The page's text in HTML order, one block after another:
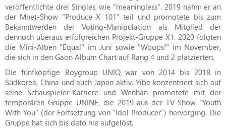
veröffentlichte drei Singles, wie "meaningless". 2019 nahm er an
der Mnet-Show "Produce X 101" teil und promotete bis zum
Bekanntwerden der Voting-Manipulation als Mitglied der
dennoch überaus erfolgreichen Projekt-Gruppe X1. 2020 folgten
die Mini-Alben "Equal" im Juni sowie "Woops!" im November,
die sich in den Gaon Album Chart auf Rang 4 und 2 platzierten.
Die fünfköpfige Boygroup UNIQ war von 2014 bis 2018 in
Südkorea, China und auch Japan aktiv. Yibo konzentriert sich auf
seine Schauspieler-Karriere und Wenhan promotete mit der
temporären Gruppe UNINE, die 2019 aus der TV-Show "Youth
With You" (der Fortsetzung von "Idol Producer") hervorging. Die
Gruppe hat sich bis dato nie aufgelöst.